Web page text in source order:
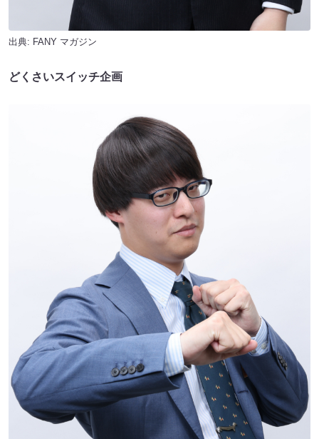
出典: FANY マガジン
どくさいスイッチ企画